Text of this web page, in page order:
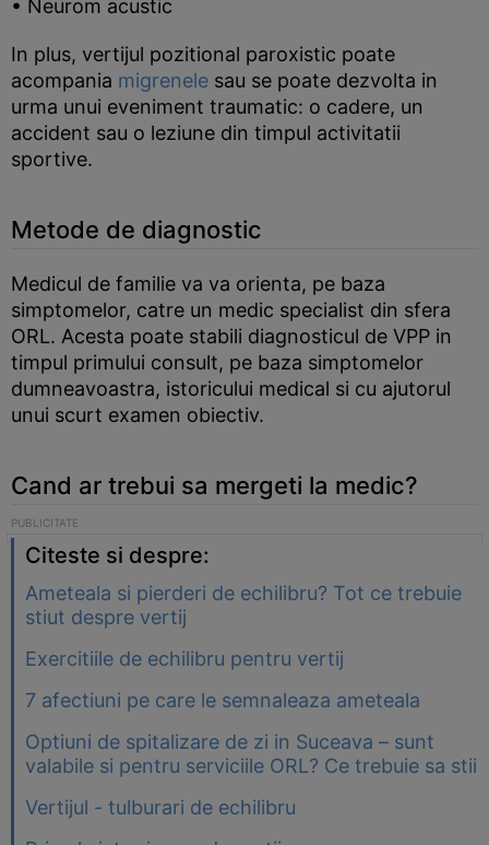
• Neurom acustic
In plus, vertijul pozitional paroxistic poate
acompania migrenele sau se poate dezvolta in
urma unui eveniment traumatic: o cadere, un
accident sau o leziune din timpul activitatii
sportive.
Metode de diagnostic
Medicul de familie va va orienta, pe baza
simptomelor, catre un medic specialist din sfera
ORL. Acesta poate stabili diagnosticul de VPP in
timpul primului consult, pe baza simptomelor
dumneavoastra, istoricului medical si cu ajutorul
unui scurt examen obiectiv.
Cand ar trebui sa mergeti la medic?
Citeste si despre:
Ameteala si pierderi de echilibru? Tot ce trebuie
stiut despre vertij
Exercitiile de echilibru pentru vertij
7 afectiuni pe care le semnaleaza ameteala
Optiuni de spitalizare de zi in Suceava – sunt
valabile si pentru serviciile ORL? Ce trebuie sa stii
Vertijul - tulburari de echilibru